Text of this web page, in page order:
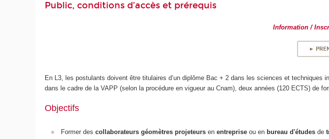
Public, conditions d’accès et prérequis
Information /
►
En L3, les postulants doivent être titulaires d’un diplôme Bac + 2 dans les sciences et
dans le cadre de la VAPP (selon la procédure en vigueur au Cnam), deux années (120 ECTS) de
Objectifs
Former des collaborateurs géomètres projeteursen entrepriseou en bureau d'étudesde